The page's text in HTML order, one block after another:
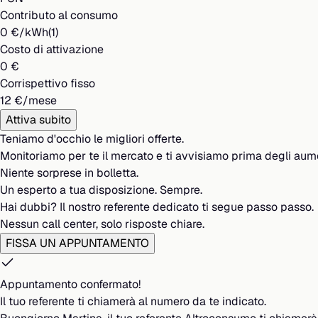
Contributo al consumo
0 €/kWh(1)
Costo di attivazione
0 €
Corrispettivo fisso
12 €/mese
Attiva subito
Teniamo d'occhio le migliori offerte.
Monitoriamo per te il mercato e ti avvisiamo prima degli
Niente sorprese in bolletta.
Un esperto a tua disposizione. Sempre.
Hai dubbi? Il nostro referente dedicato ti segue passo passo.
Nessun call center, solo risposte chiare.
FISSA UN APPUNTAMENTO
Appuntamento confermato!
Il tuo referente ti chiamerà al numero da te indicato.